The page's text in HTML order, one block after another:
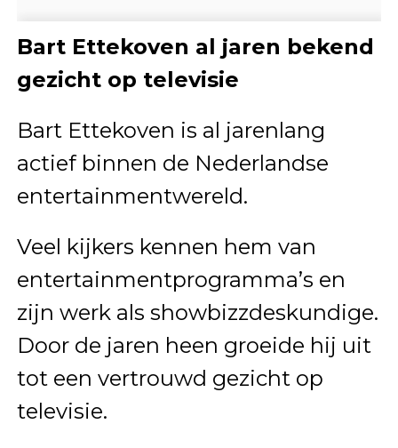
Bart Ettekoven al jaren bekend
gezicht op televisie
Bart Ettekoven is al jarenlang
actief binnen de Nederlandse
entertainmentwereld.
Veel kijkers kennen hem van
entertainmentprogramma’s en
zijn werk als showbizzdeskundige.
Door de jaren heen groeide hij uit
tot een vertrouwd gezicht op
televisie.